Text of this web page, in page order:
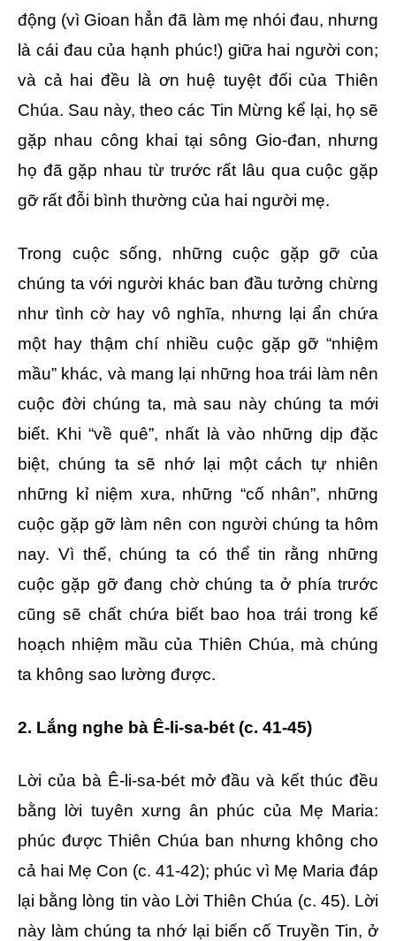
động (vì Gioan hẳn đã làm mẹ nhói đau, nhưng
là cái đau của hạnh phúc!) giữa hai người con;
và cả hai đều là ơn huệ tuyệt đối của Thiên
Chúa. Sau này, theo các Tin Mừng kể lại, họ sẽ
gặp nhau công khai tại sông Gio-đan, nhưng
họ đã gặp nhau từ trước rất lâu qua cuộc gặp
gỡ rất đỗi bình thường của hai người mẹ.
Trong cuộc sống, những cuộc gặp gỡ của
chúng ta với người khác ban đầu tưởng chừng
như tình cờ hay vô nghĩa, nhưng lại ẩn chứa
một hay thậm chí nhiều cuộc gặp gỡ “nhiệm
mầu” khác, và mang lại những hoa trái làm nên
cuộc đời chúng ta, mà sau này chúng ta mới
biết. Khi “về quê”, nhất là vào những dịp đặc
biệt, chúng ta sẽ nhớ lại một cách tự nhiên
những kỉ niệm xưa, những “cố nhân”, những
cuộc gặp gỡ làm nên con người chúng ta hôm
nay. Vì thế, chúng ta có thể tin rằng những
cuộc gặp gỡ đang chờ chúng ta ở phía trước
cũng sẽ chất chứa biết bao hoa trái trong kế
hoạch nhiệm mầu của Thiên Chúa, mà chúng
ta không sao lường được.
2. Lắng nghe bà Ê-li-sa-bét (c. 41-45)
Lời của bà Ê-li-sa-bét mở đầu và kết thúc đều
bằng lời tuyên xưng ân phúc của Mẹ Maria:
phúc được Thiên Chúa ban nhưng không cho
cả hai Mẹ Con (c. 41-42); phúc vì Mẹ Maria đáp
lại bằng lòng tin vào Lời Thiên Chúa (c. 45). Lời
này làm chúng ta nhớ lại biến cố Truyền Tin, ở